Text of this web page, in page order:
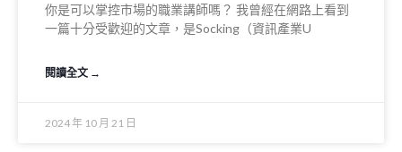
你是可以掌控市場的職業講師嗎？ 我曾經在網路上看到
一篇十分受歡迎的文章，是Socking（資訊產業U
閱讀全文 →
2024 年 10 月 21 日